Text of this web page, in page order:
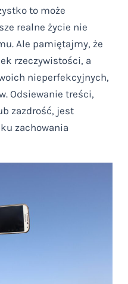
to może
realne życie nie
Ale pamiętajmy, że
rzeczywistości, a
nieperfekcyjnych,
Odsiewanie treści,
zazdrość, jest
zachowania